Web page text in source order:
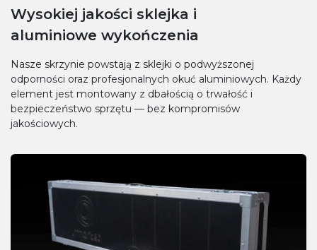
Wysokiej jakości sklejka i
aluminiowe wykończenia
Nasze skrzynie powstają z sklejki o podwyższonej
odporności oraz profesjonalnych okuć aluminiowych. Każdy
element jest montowany z dbałością o trwałość i
bezpieczeństwo sprzętu — bez kompromisów
jakościowych.